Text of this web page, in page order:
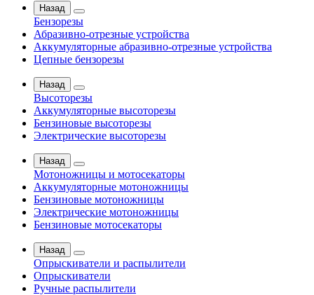
Назад
Бензорезы
Абразивно-отрезные устройства
Аккумуляторные абразивно-отрезные устройства
Цепные бензорезы
Назад
Высоторезы
Аккумуляторные высоторезы
Бензиновые высоторезы
Электрические высоторезы
Назад
Мотоножницы и мотосекаторы
Аккумуляторные мотоножницы
Бензиновые мотоножницы
Электрические мотоножницы
Бензиновые мотосекаторы
Назад
Опрыскиватели и распылители
Опрыскиватели
Ручные распылители